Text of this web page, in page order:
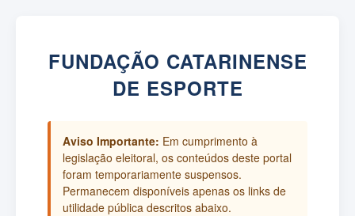
FUNDAÇÃO CATARINENSE
DE ESPORTE
Aviso Importante: Em cumprimento à
legislação eleitoral, os conteúdos deste portal
foram temporariamente suspensos.
Permanecem disponíveis apenas os links de
utilidade pública descritos abaixo.